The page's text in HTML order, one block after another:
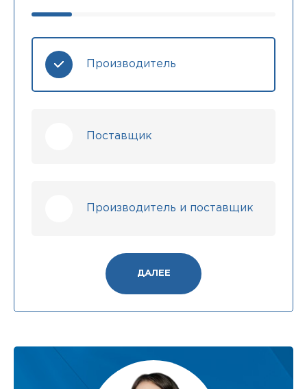
Производитель
Поставщик
Производитель и поставщик
ДАЛЕЕ